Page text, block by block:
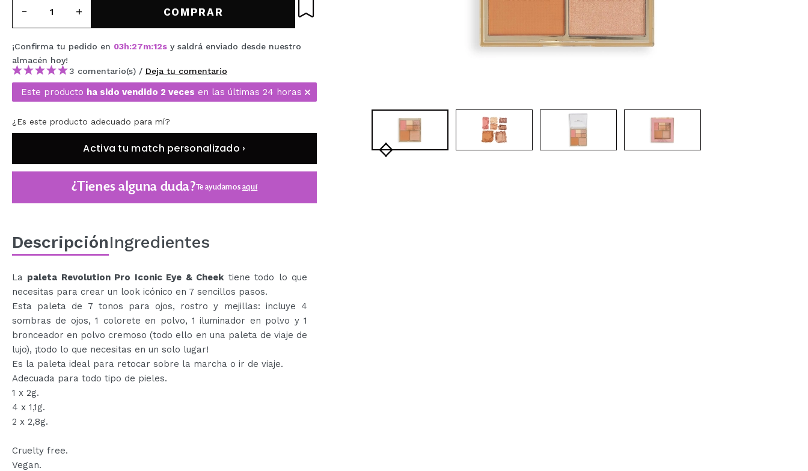
MAQUIFARMA
TRAVEL SIZE
NATURE
OFERTAS
¡HAN VUELTO!
PRÓXIMAMENTE
CREAR CUENTA
COMPRAR
¡Confirma tu pedido en 03h:27m:11sy saldrá enviado desde nuestro
almacén hoy!
3 comentario(s) / Deja tu comentario
Este producto ha sido vendido 2 veces en las últimas 24 horas
¿Es este producto adecuado para mí?
Activa tu match personalizado ›
¿Tienes alguna duda?Te ayudamosaquí
DescripciónIngredientes
La paleta Revolution Pro Iconic Eye & Cheek tiene todo lo que
necesitas para crear un look icónico en 7 sencillos pasos.
Esta paleta de 7 tonos para ojos, rostro y mejillas: incluye 4
sombras de ojos, 1 colorete en polvo, 1 iluminador en polvo y 1
bronceador en polvo cremoso (todo ello en una paleta de viaje de
lujo), ¡todo lo que necesitas en un solo lugar!
Es la paleta ideal para retocar sobre la marcha o ir de viaje.
Adecuada para todo tipo de pieles.
1 x 2g.
4 x 1,1g.
2 x 2,8g.
Cruelty free.
Vegan.